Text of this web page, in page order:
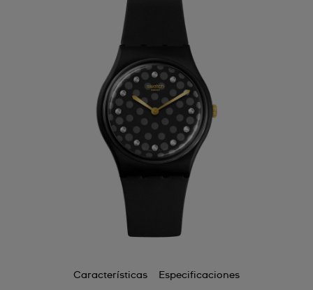
Características Especificaciones